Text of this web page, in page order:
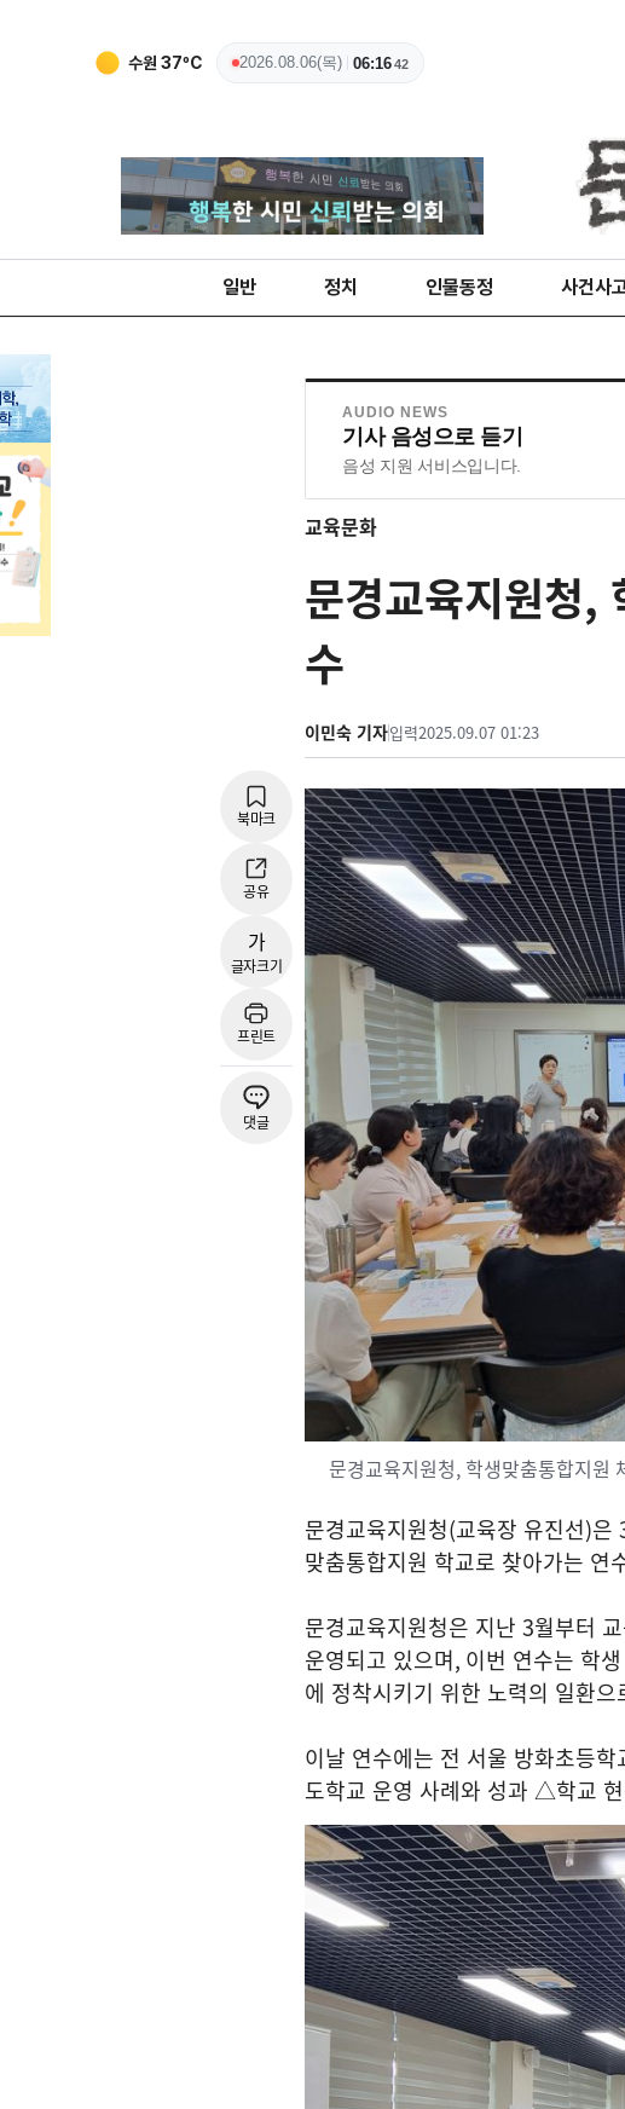
수원 37ºC 2026.08.06(목) 06:1643
일반 정치 인물동정 사건사
AUDIO NEWS
기사 음성으로 듣기
음성 지원 서비스입니다.
교육문화
문경교육지원청,
수
이민숙 기자입력2025.09.07 01:23
북마크
공유
가
글자크기
프린트
댓글
문경교육지원청, 학생맞춤통합지원
문경교육지원청(교육장 유진선)은
맞춤통합지원 학교로 찾아가는 연
문경교육지원청은 지난 3월부터
운영되고 있으며, 이번 연수는 학
에 정착시키기 위한 노력의 일환으
이날 연수에는 전 서울 방화초등
도학교 운영 사례와 성과 △학교